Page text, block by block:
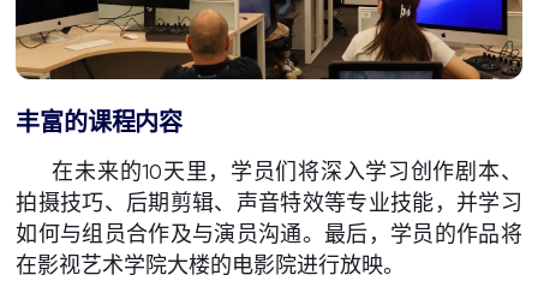
丰富的课程内容
在未来的10天里，学员们将深入学习创作剧本、
拍摄技巧、后期剪辑、声音特效等专业技能，并学习
如何与组员合作及与演员沟通。最后，学员的作品将
在影视艺术学院大楼的电影院进行放映。